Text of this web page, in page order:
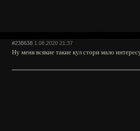
#238638 1.08.2020 21:37
Ну меня всякие такие кул стори мало